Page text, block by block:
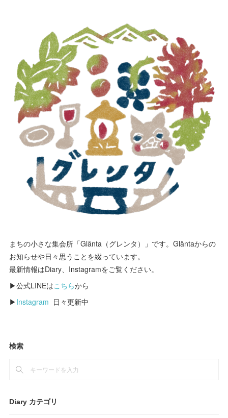
まちの小さな集会所「Glänta（グレンタ）」です。Gläntaからの
お知らせや日々思うことを綴っています。
最新情報はDiary、Instagramをご覧ください。
▶公式LINEはこちらから
▶ Instagram 日々更新中
検索
Diary カテゴリ